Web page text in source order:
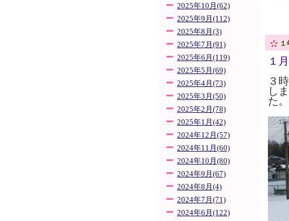
2025年10月(62)
2025年9月(112)
2025年8月(3)
2025年7月(91)
2025年6月(119)
2025年5月(69)
2025年4月(73)
2025年3月(50)
2025年2月(78)
2025年1月(42)
2024年12月(57)
2024年11月(60)
2024年10月(80)
2024年9月(67)
2024年8月(4)
2024年7月(71)
2024年6月(122)
１
３
し
た。